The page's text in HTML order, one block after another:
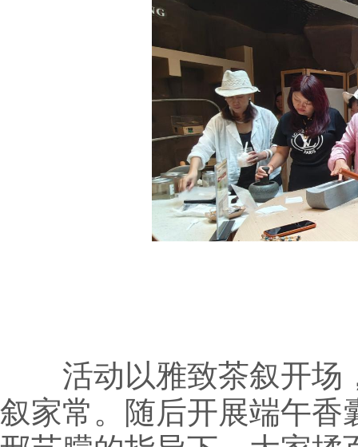
活动以雅致茶叙开场
叙家常。随后开展端午香